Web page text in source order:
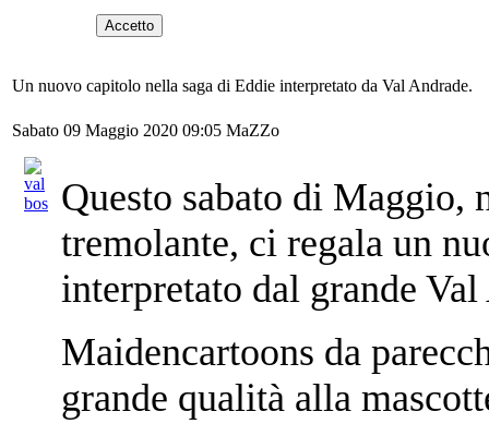
Accetto
Un nuovo capitolo nella saga di Eddie interpretato da Val Andrade.
Sabato 09 Maggio 2020 09:05 MaZZo
Questo sabato di Maggio,
tremolante, ci regala un
interpretato dal grande
Maidencartoons da
grande qualità alla